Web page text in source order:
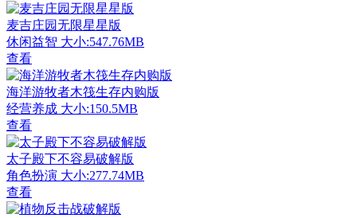
麦吉庄园无限星星版
休闲益智 大小:547.76MB
查看
海洋游牧者木筏生存内购版
经营养成 大小:150.5MB
查看
太子殿下不容易破解版
角色扮演 大小:277.74MB
查看